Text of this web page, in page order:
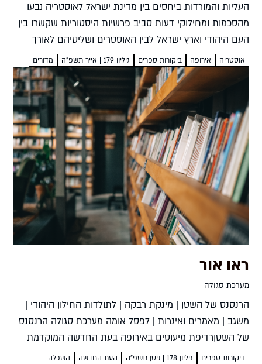
העליות והמורדות ביחסים בין מדינת ישראל לאוסטריה נבעו
מהסכמות ומחילוקי דעות סביב פרשיות היסטוריות שקשרו בין
העם היהודי וארץ ישראל לבין האוסטרים ושליטיהם לאורך
הדורות מרדכי רודגולד פיוס מאוחרסיפור היחסים הסוערים בין
אוסטריה וישראל אלדד...
אוסטריה אירופה ביקורות ספרים גיליון 179 | אייר תשפ”ה מדורים
ראו אור
מערכת סגולה
הרנסנס של השטן | מינקת רבקה | לתולדות החילון היהודי |
משגב | מאמרים ואיגרות | לפסל אומה מערכת סגולה הרנסנס
של השטןרדיפת מיעוטים באירופה בעת החדשה המוקדמת
מירי אליאב-פלדוןמאגנס, תשפ"ה, 229 עמ' הרנסנס...
ביקורות ספרים גיליון 178 | ניסן תשפ"ה העת החדשה
השכלה